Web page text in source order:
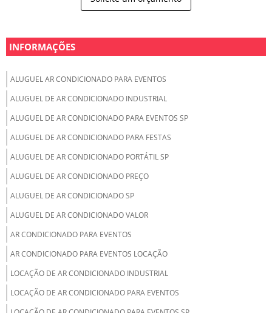
INFORMAÇÕES
ALUGUEL AR CONDICIONADO PARA EVENTOS
ALUGUEL DE AR CONDICIONADO INDUSTRIAL
ALUGUEL DE AR CONDICIONADO PARA EVENTOS SP
ALUGUEL DE AR CONDICIONADO PARA FESTAS
ALUGUEL DE AR CONDICIONADO PORTÁTIL SP
ALUGUEL DE AR CONDICIONADO PREÇO
ALUGUEL DE AR CONDICIONADO SP
ALUGUEL DE AR CONDICIONADO VALOR
AR CONDICIONADO PARA EVENTOS
AR CONDICIONADO PARA EVENTOS LOCAÇÃO
LOCAÇÃO DE AR CONDICIONADO INDUSTRIAL
LOCAÇÃO DE AR CONDICIONADO PARA EVENTOS